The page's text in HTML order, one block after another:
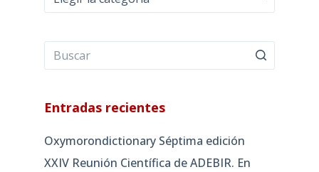
Entradas recientes
Oxymorondictionary Séptima edición
XXIV Reunión Científica de ADEBIR. En